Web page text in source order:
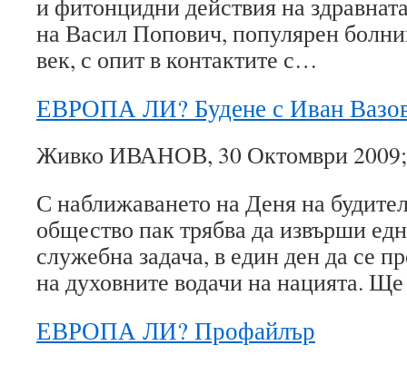
и фитонцидни действия на
на Васил Попович, популярен
век, с опит в контактите с…
ЕВРОПА ЛИ? Будене с Иван
Живко ИВАНОВ, 30 Октомври
С наближаването на Деня на
общество пак трябва да извърши
служебна задача, в един ден да се
на духовните водачи на нацията.
ЕВРОПА ЛИ? Профайлър